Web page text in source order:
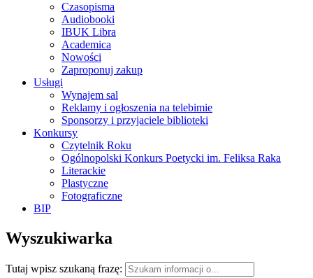
Czasopisma
Audiobooki
IBUK Libra
Academica
Nowości
Zaproponuj zakup
Usługi
Wynajem sal
Reklamy i ogłoszenia na telebimie
Sponsorzy i przyjaciele biblioteki
Konkursy
Czytelnik Roku
Ogólnopolski Konkurs Poetycki im. Feliksa Raka
Literackie
Plastyczne
Fotograficzne
BIP
Wyszukiwarka
Tutaj wpisz szukaną frazę: